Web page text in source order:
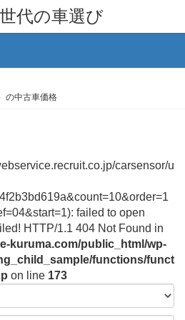
代の車選び
の中古車価格
carsensor/u
failed to open
HTTP/1.1 404 Not Found in
kuruma.com/public_html/wp-
functions/funct
on line 173